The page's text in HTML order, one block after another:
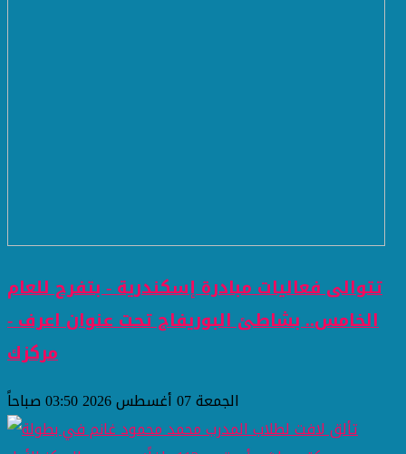
تتوالى فعاليات مبادرة إسكندرية - بتفرح للعام
الخامس.. بشاطئ البوريفاج تحت عنوان اعرف -
مركزك
الجمعة 07 أغسطس 2026 03:50 صباحاً